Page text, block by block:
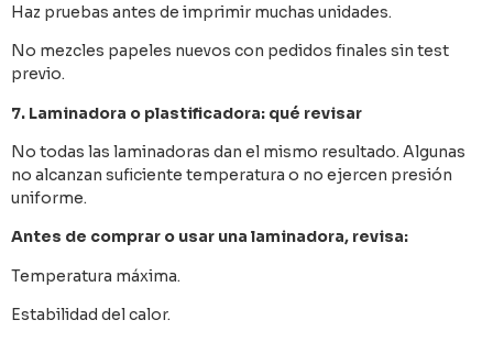
Haz pruebas antes de imprimir muchas unidades.
No mezcles papeles nuevos con pedidos finales sin test
previo.
7. Laminadora o plastificadora: qué revisar
No todas las laminadoras dan el mismo resultado. Algunas
no alcanzan suficiente temperatura o no ejercen presión
uniforme.
Antes de comprar o usar una laminadora, revisa:
Temperatura máxima.
Estabilidad del calor.